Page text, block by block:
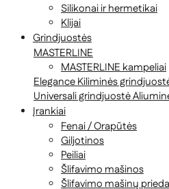
Silikonai ir hermetikai
Klijai
Grindjuostės
MASTERLINE
MASTERLINE kampeliai
EleganceKiliminės
Universali grindjuostė
Įrankiai
Fenai / Orapūtės
Giljotinos
Peiliai
Šlifavimo mašinos
Šlifavimo mašinų